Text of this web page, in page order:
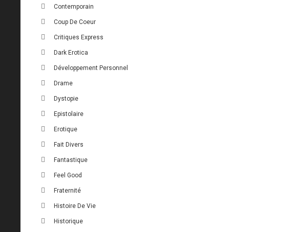
Contemporain
Coup De Coeur
Critiques Express
Dark Erotica
Développement Personnel
Drame
Dystopie
Epistolaire
Erotique
Fait Divers
Fantastique
Feel Good
Fraternité
Histoire De Vie
Historique